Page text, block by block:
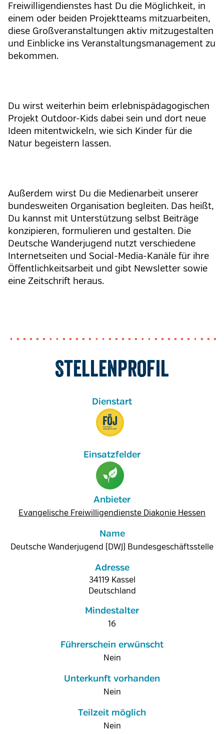
Freiwilligendienstes hast Du die Möglichkeit, in
einem oder beiden Projektteams mitzuarbeiten,
diese Großveranstaltungen aktiv mitzugestalten
und Einblicke ins Veranstaltungsmanagement zu
bekommen.
Du wirst weiterhin beim erlebnispädagogischen
Projekt Outdoor-Kids dabei sein und dort neue
Ideen mitentwickeln, wie sich Kinder für die
Natur begeistern lassen.
Außerdem wirst Du die Medienarbeit unserer
bundesweiten Organisation begleiten. Das heißt,
Du kannst mit Unterstützung selbst Beiträge
konzipieren, formulieren und gestalten. Die
Deutsche Wanderjugend nutzt verschiedene
Internetseiten und Social-Media-Kanäle für ihre
Öffentlichkeitsarbeit und gibt Newsletter sowie
eine Zeitschrift heraus.
Stellenprofil
Anbieter
Evangelische Freiwilligendienste Diakonie Hessen
Name
Deutsche Wanderjugend (DWJ) Bundesgeschäftsstelle
Adresse
34119 Kassel
Deutschland
Mindestalter
16
Führerschein erwünscht
Nein
Unterkunft vorhanden
Nein
Teilzeit möglich
Nein